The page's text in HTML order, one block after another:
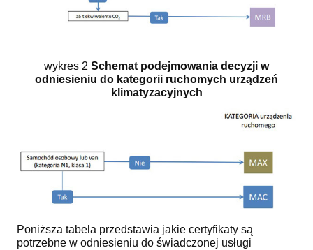
wykres 2 Schemat podejmowania decyzji w
odniesieniu do kategorii ruchomych urządzeń
klimatyzacyjnych
Poniższa tabela przedstawia jakie certyfikaty są
potrzebne w odniesieniu do świadczonej usługi